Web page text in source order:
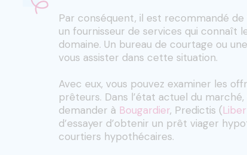
Par conséquent, il est recommandé
un fournisseur de services qui connaît
domaine. Un bureau de courtage ou
vous assister dans cette situation.
Avec eux, vous pouvez examiner les
prêteurs. Dans l’état actuel du
demander à Bougardier, Predictis (
d’essayer d’obtenir un prêt viager
courtiers hypothécaires.